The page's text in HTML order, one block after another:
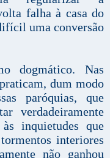
falha à casa do
uma conversão
dogmático. Nas
dum modo
paróquias, que
verdadeiramente
inquietudes que
interiores
não ganhou